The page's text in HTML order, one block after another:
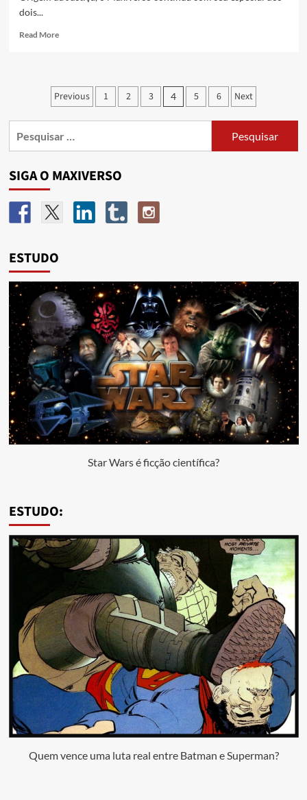
dois...
Read More
Previous 1 2 3 4 5 6 Next
SIGA O MAXIVERSO
ESTUDO
Star Wars é ficção científica?
ESTUDO:
Quem vence uma luta real entre Batman e Superman?